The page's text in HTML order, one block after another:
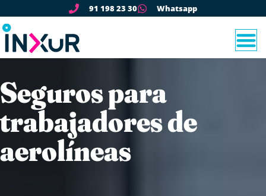
91 198 23 30 Whatsapp
Seguros para
trabajadores de
aerolíneas